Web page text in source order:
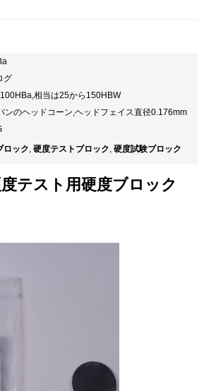
グ
相当は25から150HBW
ンのヘッドコーン,ヘッドフェイス直径0.176mm
ロック, 硬度テストブロック, 硬度試験ブロック
テスト用硬度ブロック